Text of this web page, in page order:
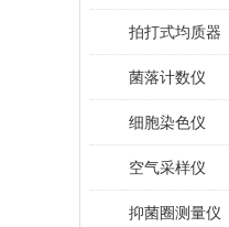
拍打式均质器
菌落计数仪
细胞染色仪
空气采样仪
抑菌圈测量仪